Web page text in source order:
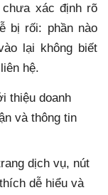
chưa xác định rõ
bị rối: phần nào
lại không biết
hệ.
thiệu doanh
và thông tin
dịch vụ, nút
dễ hiểu và